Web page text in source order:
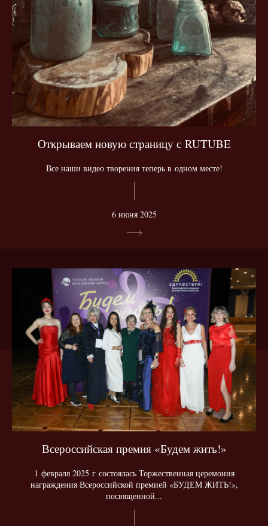
Открываем новую страницу с RUTUBE
Все наши видео творения теперь в одном месте!
6 июня 2025
Всероссийская премия «Будем жить!»
1 февраля 2025 г состоялась Торжественная церемония
награждения Всероссийской премией «БУДЕМ ЖИТЬ!»,
посвященной...